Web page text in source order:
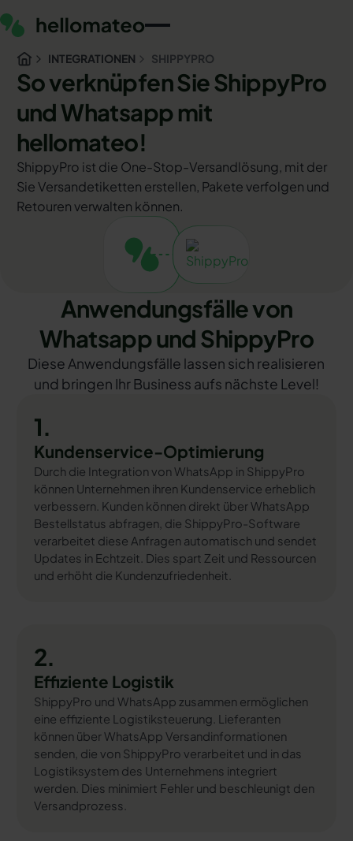
INTEGRATIONEN SHIPPYPRO
So verknüpfen Sie ShippyPro
und Whatsapp mit
hellomateo!
ShippyPro ist die One-Stop-Versandlösung, mit der
Sie Versandetiketten erstellen, Pakete verfolgen und
Retouren verwalten können.
Anwendungsfälle von
Whatsapp und ShippyPro
Diese Anwendungsfälle lassen sich realisieren
und bringen Ihr Business aufs nächste Level!
1.
Kundenservice-Optimierung
Durch die Integration von WhatsApp in ShippyPro
können Unternehmen ihren Kundenservice erheblich
verbessern. Kunden können direkt über WhatsApp
Bestellstatus abfragen, die ShippyPro-Software
verarbeitet diese Anfragen automatisch und sendet
Updates in Echtzeit. Dies spart Zeit und Ressourcen
und erhöht die Kundenzufriedenheit.
2.
Effiziente Logistik
ShippyPro und WhatsApp zusammen ermöglichen
eine effiziente Logistiksteuerung. Lieferanten
können über WhatsApp Versandinformationen
senden, die von ShippyPro verarbeitet und in das
Logistiksystem des Unternehmens integriert
werden. Dies minimiert Fehler und beschleunigt den
Versandprozess.